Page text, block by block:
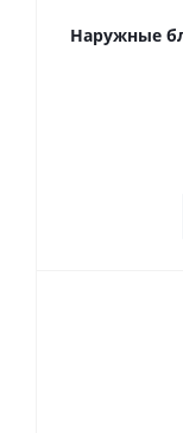
Наружные